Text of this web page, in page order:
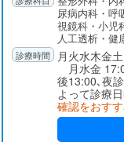
経験、最新の透析機
す。人工関節脊椎セ
ております。特にひ
国・アメリカより手
尿病内科・呼
視鏡科・小児
人工透析・健
月火水木金
月水金
後13:00､夜
よって診療
確認をおす